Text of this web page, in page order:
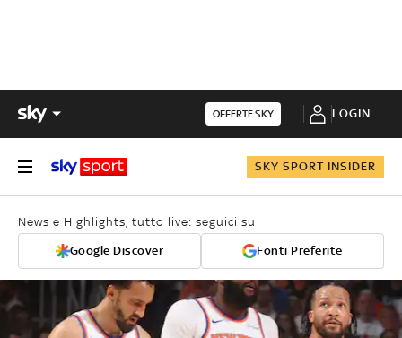
OFFERTE SKY LOGIN
SKY SPORT INSIDER
News e Highlights, tutto live: seguici su
Google Discover Fonti Preferite